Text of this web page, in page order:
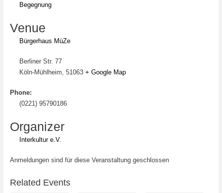
Begegnung
Venue
Bürgerhaus MüZe
Berliner Str. 77
Köln-Mühlheim 51063 + Google Map
Phone:
(0221) 95790186
Organizer
Interkultur e.V.
Anmeldungen sind für diese Veranstaltung geschlossen
Related Events